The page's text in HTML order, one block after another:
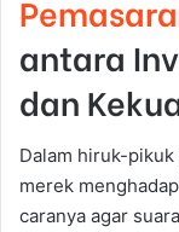
antara
dan
Dalam hiruk-
merek
caranya agar